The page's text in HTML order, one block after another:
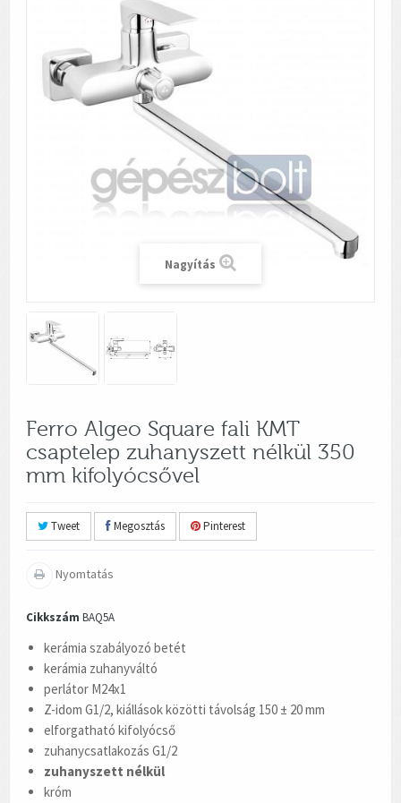
Nagyítás
Ferro Algeo Square fali KMT
csaptelep zuhanyszett nélkül 350
mm kifolyócsővel
Tweet Megosztás Pinterest
Nyomtatás
Cikkszám BAQ5A
kerámia szabályozó betét
kerámia zuhanyváltó
perlátor M24x1
Z-idom G1/2, kiállások közötti távolság 150 ± 20 mm
elforgatható kifolyócső
zuhanycsatlakozás G1/2
zuhanyszett nélkül
króm